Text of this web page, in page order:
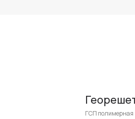
ГСП полимерная